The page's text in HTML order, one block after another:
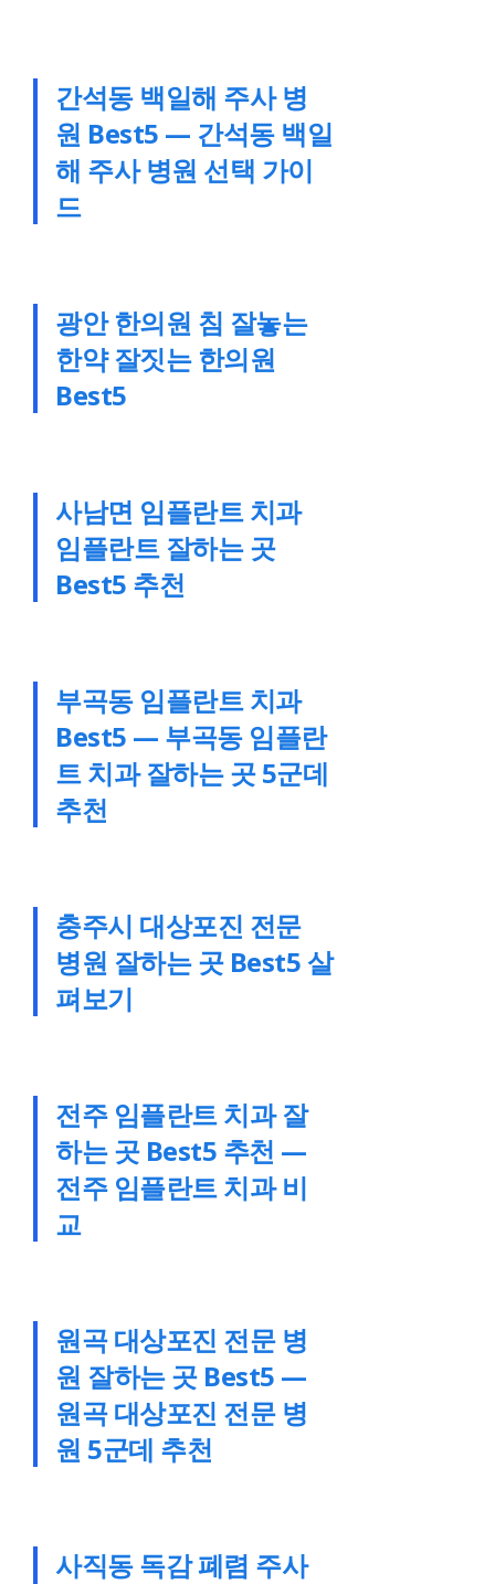
간석동 백일해 주사 병
원 Best5 — 간석동 백일
해 주사 병원 선택 가이
드
광안 한의원 침 잘놓는
한약 잘짓는 한의원
Best5
사남면 임플란트 치과
임플란트 잘하는 곳
Best5 추천
부곡동 임플란트 치과
Best5 — 부곡동 임플란
트 치과 잘하는 곳 5군데
추천
충주시 대상포진 전문
병원 잘하는 곳 Best5 살
펴보기
전주 임플란트 치과 잘
하는 곳 Best5 추천 —
전주 임플란트 치과 비
교
원곡 대상포진 전문 병
원 잘하는 곳 Best5 —
원곡 대상포진 전문 병
원 5군데 추천
사직동 독감 폐렴 주사